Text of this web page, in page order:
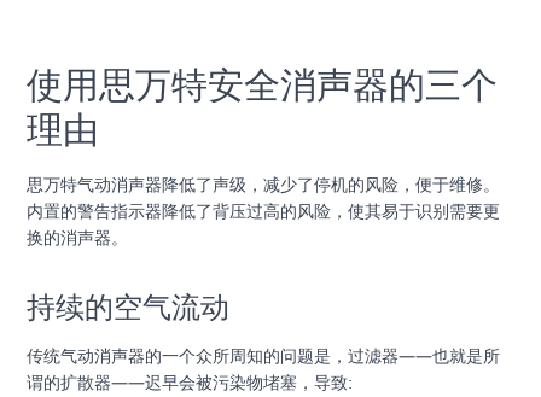
使用思万特安全消声器的三个
理由
思万特气动消声器降低了声级，减少了停机的风险，便于维修。
内置的警告指示器降低了背压过高的风险，使其易于识别需要更
换的消声器。
持续的空气流动
传统气动消声器的一个众所周知的问题是，过滤器——也就是所
谓的扩散器——迟早会被污染物堵塞，导致: